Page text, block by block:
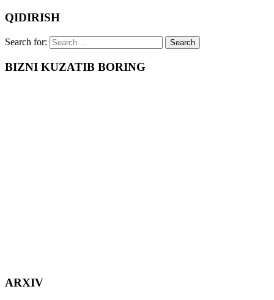
QIDIRISH
Search for:
BIZNI KUZATIB BORING
ARXIV